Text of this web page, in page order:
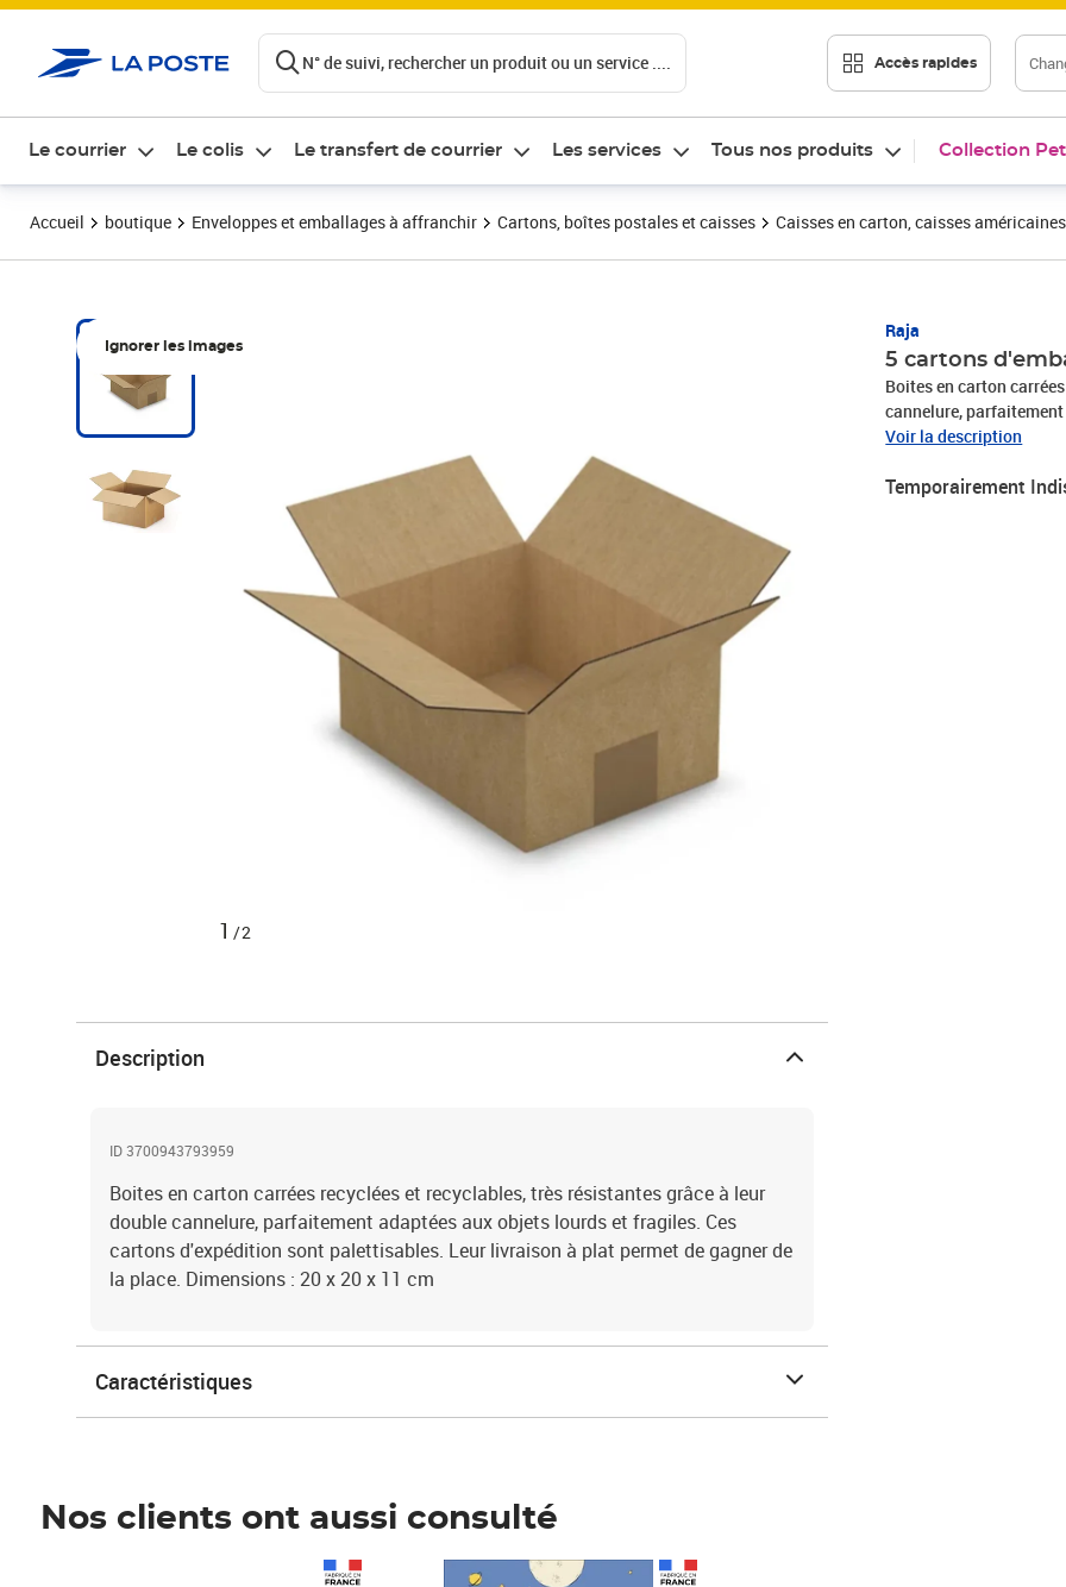
N° de suivi, rechercher un produit ou un service .... Accès rapides
Le courrier Le colis Le transfert de courrier Les services Tous nos produits Collection
Accueil boutique Enveloppes et emballages à affranchir Cartons, boîtes postales et caisses Caisses en carton, caisses américaines
Ignorer les images
1 /2
Raja
5 cartons
Boites en carton
cannelure,
d'expédition sont
Voir la description
Temporairement
Description
ID 3700943793959
Boites en carton carrées recyclées et recyclables, très résistantes grâce à leur
double cannelure, parfaitement adaptées aux objets lourds et fragiles. Ces
cartons d'expédition sont palettisables. Leur livraison à plat permet de gagner de
la place. Dimensions : 20 x 20 x 11 cm
Caractéristiques
Nos clients ont aussi consulté
Prix 7,50€